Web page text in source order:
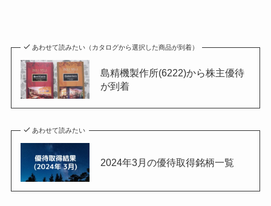
あわせて読みたい（カタログから選択した商品が到着）
島精機製作所(6222)から株主優待
が到着
あわせて読みたい
2024年3月の優待取得銘柄一覧